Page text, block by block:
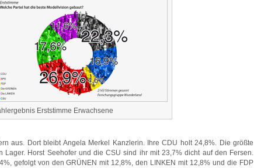
Erststimme Erwachsene
aus. Dort bleibt Angela Merkel Kanzlerin. Ihre CDU holt 24,8%. Die größte
Lager. Horst Seehofer und die CSU sind ihr mit 23,7% dicht auf den Fersen.
gefolgt von den GRÜNEN mit 12,8%, den LINKEN mit 12,8% und die FDP